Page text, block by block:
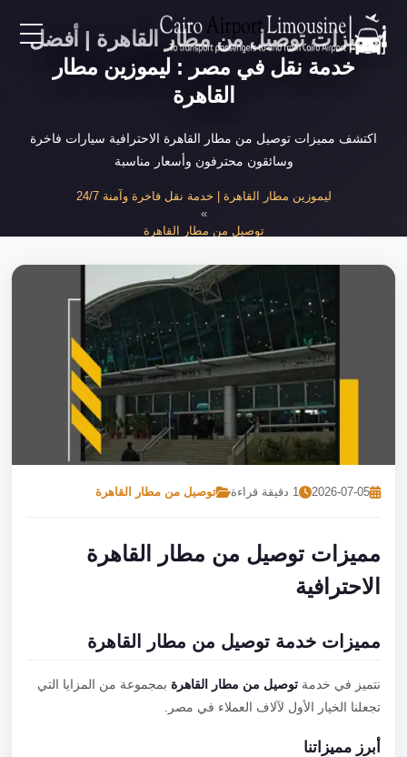
خدمات المطار
نحن
مميزات توصيل من مطار القاهرة | أفضل
خدمة نقل في مصر : ليموزين مطار
القاهرة
اكتشف مميزات توصيل من مطار القاهرة الاحترافية سيارات فاخرة
وسائقون محترفون وأسعار مناسبة
ليموزين مطار القاهرة | خدمة نقل فاخرة وآمنة 24/7
توصيل من مطار القاهرة
مميزات توصيل من مطار القاهرة الاحترافية
2026-07-05 1 دقيقة قراءة توصيل من مطار القاهرة
مميزات توصيل من مطار القاهرة
الاحترافية
مميزات خدمة توصيل من مطار القاهرة
نتميز في خدمةتوصيل من مطار القاهرةبمجموعة من المزايا التي
تجعلنا الخيار الأول لآلاف العملاء في مصر.
أبرز مميزاتنا